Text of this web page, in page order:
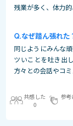
残業が多く、体力
なぜ踏ん張れた
同じようにみんな
ツいことを吐き出
方々との会話やコ
共感した
0
参